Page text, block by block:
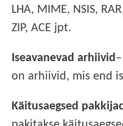
LHA, MIME, NSIS,
ZIP, ACE jpt.
Iseavanevad arhiivid
on arhiivid, mis end
Käitusaegsed pakkijad